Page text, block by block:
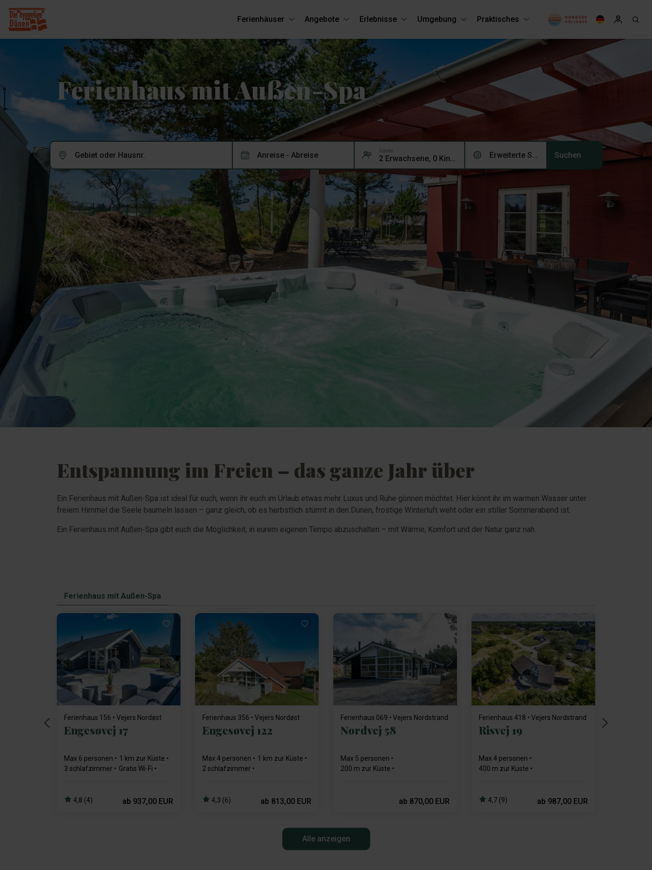
Ferienhäuser Angebote Erlebnisse Umgebung Praktisches
Ferienhaus mit Außen-Spa
Gebiet oder Hausnr. Anreise - Abreise Gäste
Entspannung im Freien – das ganze Jahr über
Ein Ferienhaus mit Außen-Spa ist ideal für euch, wenn ihr euch im Urlaub etwas mehr Luxus und Ruhe gönnen möchtet. Hier könnt ihr im warmen Wasser unter
freiem Himmel die Seele baumeln lassen – ganz gleich, ob es herbstlich stürmt in den Dünen, frostige Winterluft weht oder ein stiller Sommerabend ist.
Ein Ferienhaus mit Außen-Spa gibt euch die Möglichkeit, in eurem eigenen Tempo abzuschalten – mit Wärme, Komfort und der Natur ganz nah.
Ferienhaus mit Außen-Spa
Lädt ...
Ferienhaus 156 • Vejers Nordøst
Engesøvej 17
Max 6 personen
1 km zur Küste
3 schlafzimmer
Gratis Wi-Fi
4,8 (4) ab 937,00 EUR
Lädt ...
Ferienhaus 356 • Vejers Nordøst
Engesøvej 122
Max 4 personen
1 km zur Küste
2 schlafzimmer
4,3 (6)
ab 813,00 EUR
Lädt ...
Ferienhaus 069 • Vejers Nordstrand
Nordvej 58
Max 5 personen
200 m zur Küste
ab 870,00 EUR
Lädt ...
Ferienhaus 418 • Vejers Nordstrand
Risvej 19
Max 4 personen
400 m zur Küste
4,7 (9)
ab 987,00 EUR
Alle anzeigen